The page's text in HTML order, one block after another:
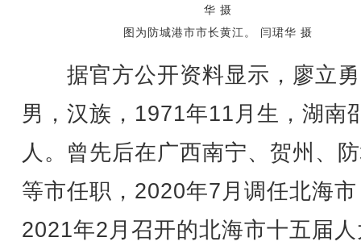
图为防城港市市长黄江。 闫珺华 摄
据官方公开资料显示，廖立
男，汉族，1971年11月生，湖南
人。曾先后在广西南宁、贺州、
等市任职，2020年7月调任北海
2021年2月召开的北海市十五届